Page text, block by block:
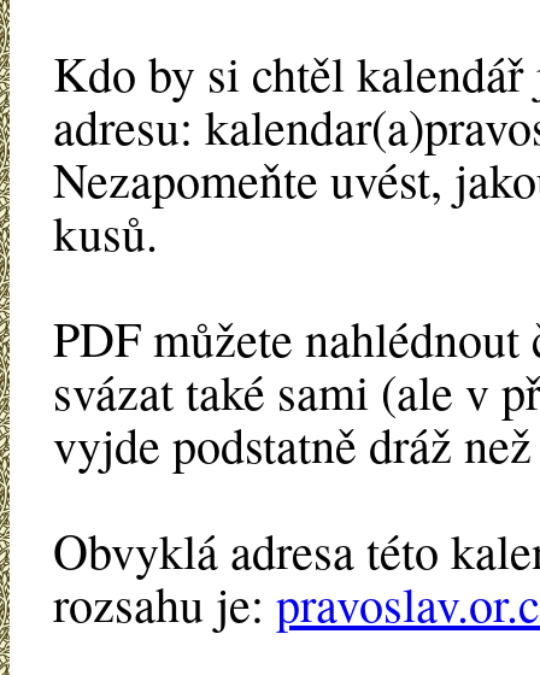
Kdo by si chtěl kalendář
adresu:
Nezapomeňte uvést,
kusů.
PDF můžete
svázat také sami (ale v
vyjde podstatně dráž
Obvyklá adresa této
rozsahu je: